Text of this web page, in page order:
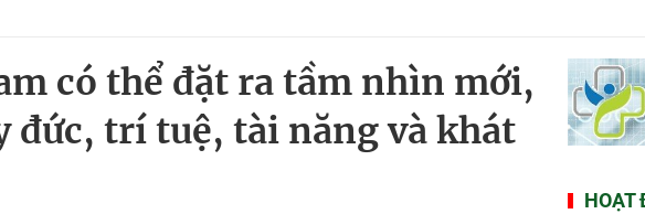
thực tế
có thể đặt ra tầm nhìn mới,
đức, trí tuệ, tài năng và khát
HOẠT